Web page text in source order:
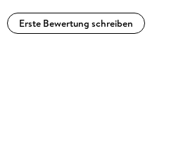
Erste Bewertung schreiben